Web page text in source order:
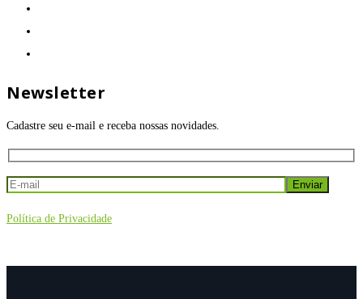
Newsletter
Cadastre seu e-mail e receba nossas novidades.
Política de Privacidade